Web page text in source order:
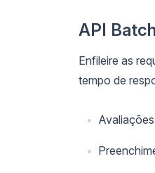
API Batch
Enfileire as
tempo de